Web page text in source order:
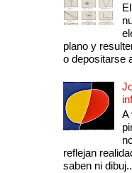
plano y
o depositarse
A
reflejan
saben ni